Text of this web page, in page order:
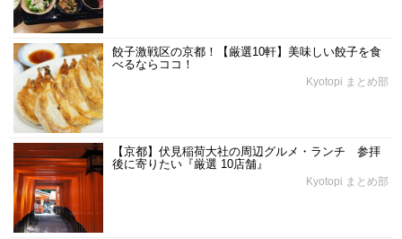
餃子激戦区の京都！【厳選10軒】美味しい餃子を食
べるならココ！
Kyotopi まとめ部
【京都】伏見稲荷大社の周辺グルメ・ランチ 参拝
後に寄りたい『厳選 10店舗』
Kyotopi まとめ部